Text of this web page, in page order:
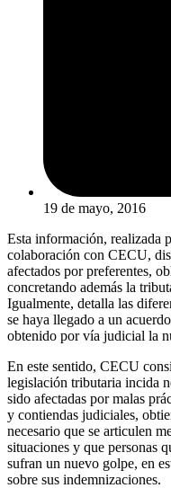
19 de mayo, 2016
Esta información, realizada
colaboración con CECU,
afectados por preferentes,
concretando además la
Igualmente, detalla las
se haya llegado a un
obtenido por vía judicial la
En este sentido, CECU
legislación tributaria incida
sido afectadas por malas
y contiendas judiciales,
necesario que se articulen
situaciones y que personas
sufran un nuevo golpe, en
sobre sus indemnizaciones.